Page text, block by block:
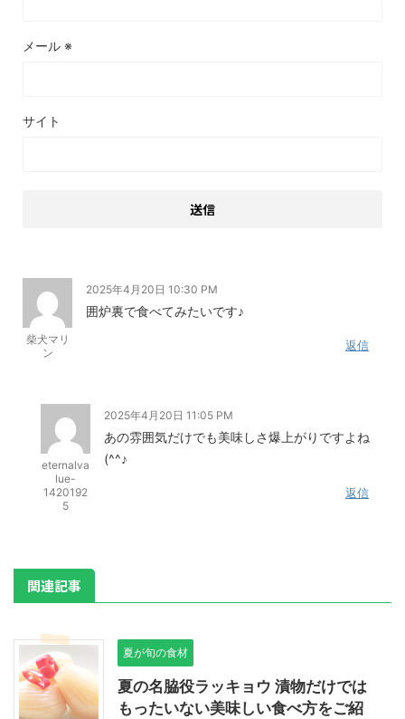
メール ※
サイト
柴犬マリ
ン
2025年4月20日 10:30 PM
囲炉裏で食べてみたいです♪
返信
eternalva
lue-
1420192
5
2025年4月20日 11:05 PM
あの雰囲気だけでも美味しさ爆上がりですよね
(^^♪
返信
関連記事
夏が旬の食材
夏の名脇役ラッキョウ 漬物だけでは
もったいない美味しい食べ方をご紹